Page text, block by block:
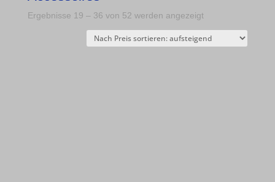
Ergebnisse 19 – 36 von 52 werden angezeigtNach
sortiert: